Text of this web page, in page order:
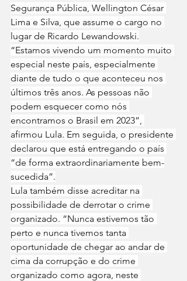
Segurança Pública, Wellington César
Lima e Silva, que assume o cargo no
lugar de Ricardo Lewandowski.
“Estamos vivendo um momento muito
especial neste país, especialmente
diante de tudo o que aconteceu nos
últimos três anos. As pessoas não
podem esquecer como nós
encontramos o Brasil em 2023”,
afirmou Lula. Em seguida, o presidente
declarou que está entregando o país
“de forma extraordinariamente bem-
sucedida”.
Lula também disse acreditar na
possibilidade de derrotar o crime
organizado. “Nunca estivemos tão
perto e nunca tivemos tanta
oportunidade de chegar ao andar de
cima da corrupção e do crime
organizado como agora, neste